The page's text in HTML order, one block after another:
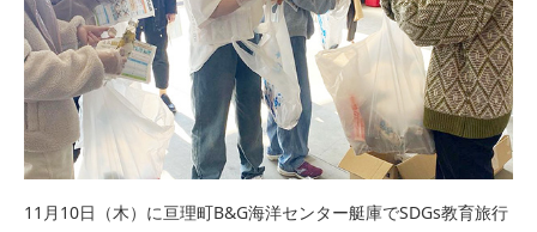
11月10日（木）に亘理町B&G海洋センター艇庫でSDGs教育旅行